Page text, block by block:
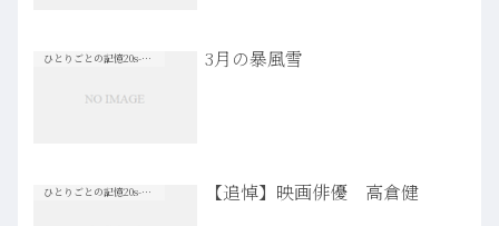
ひとりごとの記憶20s-30s 3月の暴風雪
ひとりごとの記憶20s-30s 【追悼】映画俳優 高倉健